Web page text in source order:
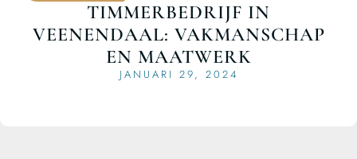
TIMMERBEDRIJF IN
VEENENDAAL: VAKMANSCHAP
EN MAATWERK
JANUARI 29, 2024